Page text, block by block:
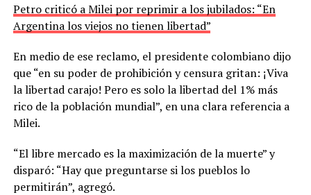
Petro criticó a Milei por reprimir a los jubilados: “En
Argentina los viejos no tienen libertad”
En medio de ese reclamo, el presidente colombiano dijo
que “en su poder de prohibición y censura gritan: ¡Viva
la libertad carajo! Pero es solo la libertad del 1% más
rico de la población mundial”, en una clara referencia a
Milei.
“El libre mercado es la maximización de la muerte” y
disparó: “Hay que preguntarse si los pueblos lo
permitirán”, agregó.